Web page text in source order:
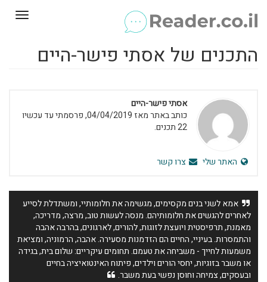
התכנים של אסתי פישר-היים
אסתי פישר-היים
כותב באתר מאז 04/04/2019, פרסמתי עד עכשיו
22 תכנים.
האתר שלי צרו קשר
אמא לשני בנים מקסימים, מגשימה את חלומותיי, ומשתדלת לסייע
לאחרים להגשים את חלומותיהם. מנסה לעשות טוב, מרצה, מדריכה,
מאמנת, תרפיסטית ויועצת לזוגות, להורים, לארגונים, בהרבה אהבה
והתמסרות. בעיניי, החיים הם הזדמנות מסעירה. אהבה, הרמוניה, ומציאת
משמעות לחייך - משביחה את טעמם. תחומים עיקריים: שלום בית, בגידה
או משבר בזוגיות, יחסי הורים וילדים, פיתוח האינטואיציה בחיים
ובעסקים, צמיחה וחוסן נפשי בעת משבר.